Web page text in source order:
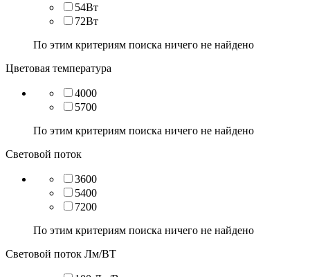
54Вт
72Вт
По этим критериям поиска ничего не найдено
Цветовая температура
4000
5700
По этим критериям поиска ничего не найдено
Световой поток
3600
5400
7200
По этим критериям поиска ничего не найдено
Световой поток Лм/ВТ